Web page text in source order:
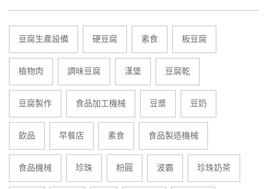
豆腐生產設備 硬豆腐 素食 板豆腐
植物肉 調味豆腐 漢堡 豆腐乾
豆腐製作 食品加工機械 豆漿 豆奶
飲品 早餐店 素食 食品製造機械
食品機械 珍珠 粉圓 波霸 珍珠奶茶